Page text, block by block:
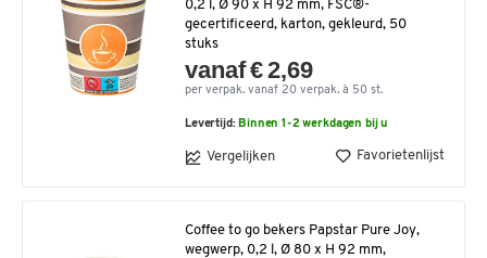
0,2 l, Ø 90 x H 92 mm, FSC®-
gecertificeerd, karton, gekleurd, 50
stuks
vanaf € 2,69
per verpak. vanaf 20 verpak. à 50 st.
Levertijd: Binnen 1-2 werkdagen bij u
Vergelijken Favorietenlijst
Coffee to go bekers Papstar Pure Joy,
wegwerp, 0,2 l, Ø 80 x H 92 mm,